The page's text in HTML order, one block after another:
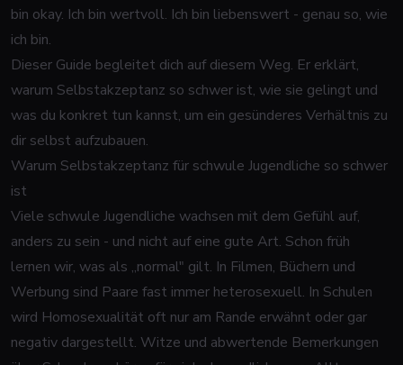
bin okay. Ich bin wertvoll. Ich bin liebenswert - genau so, wie
ich bin.
Dieser Guide begleitet dich auf diesem Weg. Er erklärt,
warum Selbstakzeptanz so schwer ist, wie sie gelingt und
was du konkret tun kannst, um ein gesünderes Verhältnis zu
dir selbst aufzubauen.
Warum Selbstakzeptanz für schwule Jugendliche so schwer
ist
Viele schwule Jugendliche wachsen mit dem Gefühl auf,
anders zu sein - und nicht auf eine gute Art. Schon früh
lernen wir, was als „normal" gilt. In Filmen, Büchern und
Werbung sind Paare fast immer heterosexuell. In Schulen
wird Homosexualität oft nur am Rande erwähnt oder gar
negativ dargestellt. Witze und abwertende Bemerkungen